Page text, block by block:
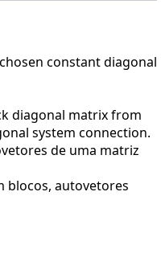
constant diagonal
diagonal matrix from
system connection.
de uma matriz
blocos, autovetores